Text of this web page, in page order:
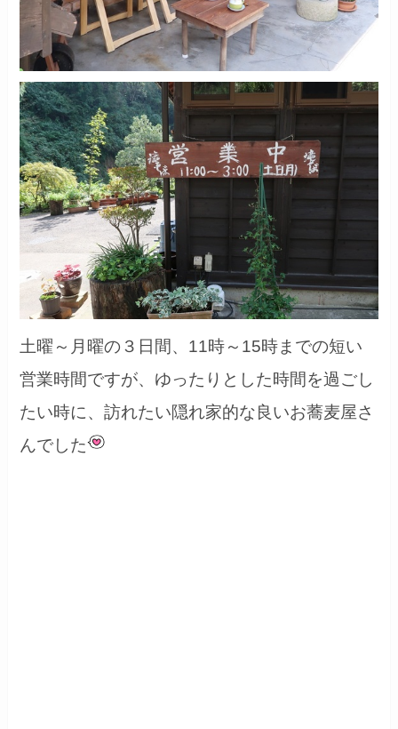
土曜～月曜の３日間、11時～15時までの短い
営業時間ですが、ゆったりとした時間を過ごし
たい時に、訪れたい隠れ家的な良いお蕎麦屋さ
んでした